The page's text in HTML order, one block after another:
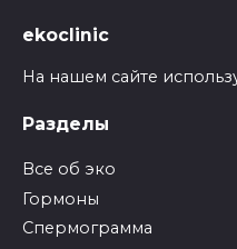
ekoclinic
На нашем сайте
Разделы
Все об эко
Гормоны
Спермограмма